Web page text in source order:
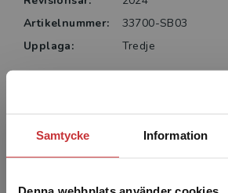
Samtycke Information
Artikelnummer:
33700-SB03
Upplaga:
Tredje
Författare